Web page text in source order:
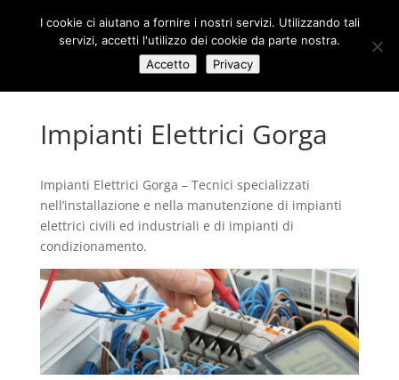
Impianti Elettrici Gorga
Impianti Elettrici Gorga – Tecnici specializzati
nell’installazione e nella manutenzione di impianti
elettrici civili ed industriali e di impianti di
condizionamento.
I cookie ci aiutano a fornire i nostri servizi. Utilizzando tali
servizi, accetti l'utilizzo dei cookie da parte nostra.
Accetto
Privacy